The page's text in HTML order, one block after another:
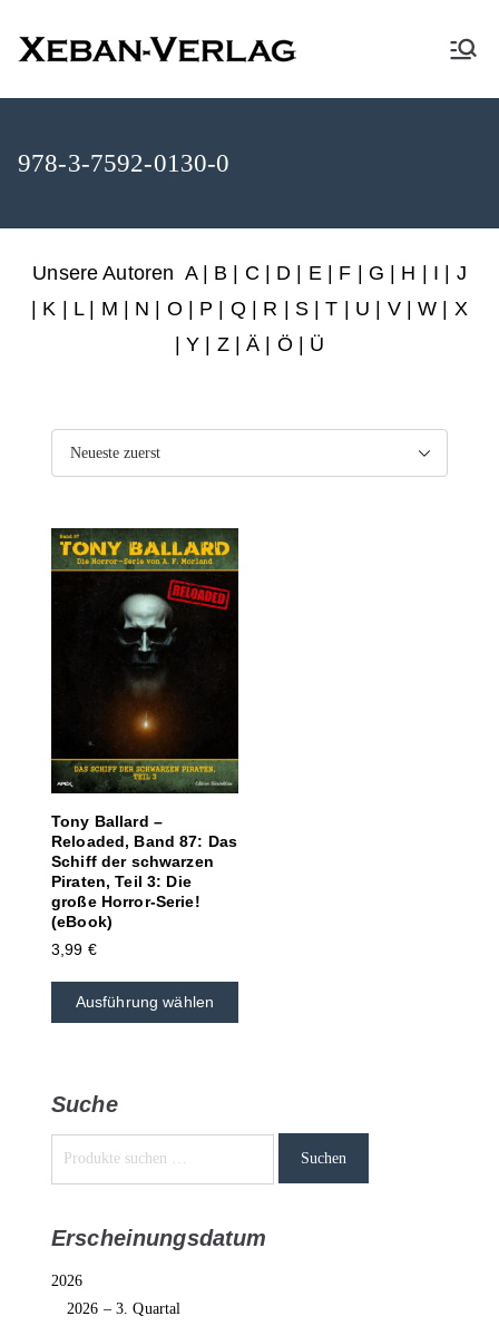
XEBAN-Verlag
978-3-7592-0130-0
Unsere Autoren A| B C D E| F G H I
J
K L| M N O P Q| R S |T U V|W
X
Y Z|Ä | Ö | Ü
Tony Ballard –
Reloaded, Band 87: Das
Schiff der schwarzen
Piraten, Teil 3: Die
große Horror-Serie!
(eBook)
3,99 €
Ausführung wählen
Suche
Suchen
Erscheinungsdatum
2026
2026 – 3. Quartal